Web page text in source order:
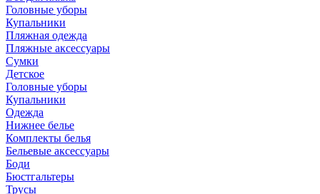
Головные уборы
Купальники
Пляжная одежда
Пляжные аксессуары
Сумки
Детское
Головные уборы
Купальники
Одежда
Нижнее белье
Комплекты белья
Бельевые аксессуары
Боди
Бюстгальтеры
Трусы